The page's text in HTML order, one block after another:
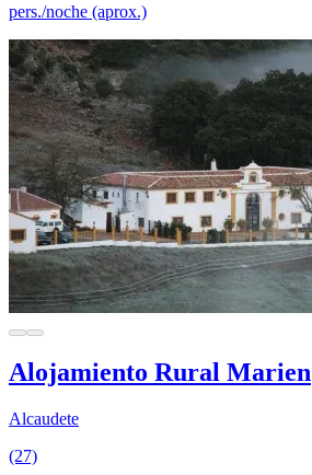
pers./noche (aprox.)
Alojamiento Rural Marien
Alcaudete
(27)